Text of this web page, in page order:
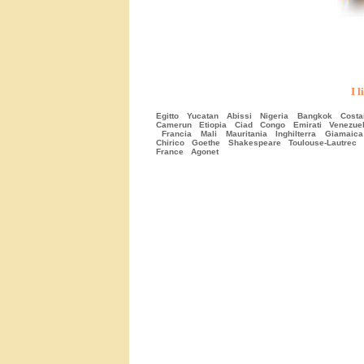
I
Egitto Yucatan Abissi Nigeria Bangkok
Camerun
Etiopia Ciad Congo Emirati
Francia
Mali Mauritania Inghilterra
Chirico
Goethe Shakespeare
Toulouse-Lautrec
France
Agonet